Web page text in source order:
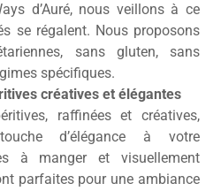
d’Auré, nous veillons à ce
se régalent. Nous proposons
sans gluten, sans
spécifiques.
créatives et élégantes
raffinées et créatives,
d’élégance à votre
à manger et visuellement
parfaites pour une ambiance